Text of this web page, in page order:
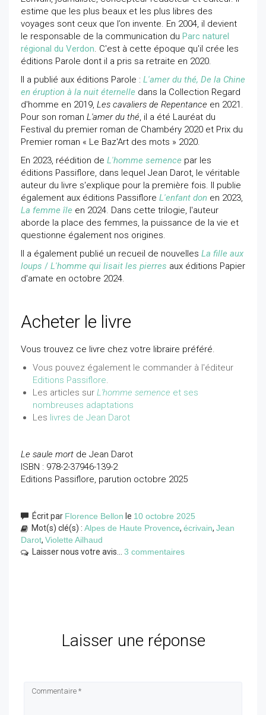
estime que les plus beaux et les plus libres des
voyages sont ceux que l’on invente. En 2004, il devient
le responsable de la communication du Parc naturel
régional du Verdon. C'est à cette époque qu'il crée les
éditions Parole dont il a pris sa retraite en 2020.
Il a publié aux éditions Parole : L'amer du thé, De la Chine
en éruption à la nuit éternelle dans la Collection Regard
d'homme en 2019, Les cavaliers de Repentance en 2021.
Pour son roman L'amer du thé, il a été Lauréat du
Festival du premier roman de Chambéry 2020 et Prix du
Premier roman « Le Baz'Art des mots » 2020.
En 2023, réédition de L'homme semence par les
éditions Passiflore, dans lequel Jean Darot, le véritable
auteur du livre s'explique pour la première fois. Il publie
également aux éditions Passiflore L'enfant don en 2023,
La femme île en 2024. Dans cette trilogie, l'auteur
aborde la place des femmes, la puissance de la vie et
questionne également nos origines.
Il a également publié un recueil de nouvelles La fille aux
loups / L'homme qui lisait les pierres aux éditions Papier
d'amate en octobre 2024.
Acheter le livre
Vous trouvez ce livre chez votre libraire préféré.
Vous pouvez également le commander à l'éditeur
Editions Passiflore.
Les articles sur L'homme semence et ses
nombreuses adaptations
Les livres de Jean Darot
Le saule mort de Jean Darot
ISBN : 978-2-37946-139-2
Editions Passiflore, parution octobre 2025
Écrit par Florence Bellon le 10 octobre 2025
Mot(s) clé(s) : Alpes de Haute Provence, écrivain, Jean
Darot, Violette Ailhaud
Laisser nous votre avis... 3 commentaires
Laisser une réponse